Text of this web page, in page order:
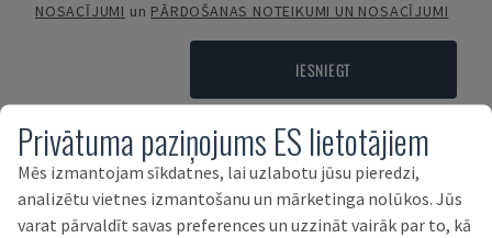
NOSACĪJUMI un PĀRDOŠANAS NOTEIKUMI UN NOSACĪJUMI
IESNIEGT
Maksājuma noteikumi
Privātuma paziņojums ES lietotājiem
Mēs izmantojam sīkdatnes, lai uzlabotu jūsu pieredzi,
analizētu vietnes izmantošanu un mārketinga nolūkos. Jūs
varat pārvaldīt savas preferences un uzzināt vairāk par to, kā